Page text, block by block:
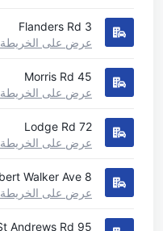
3 Flanders Rd
عرض على الخريطة
45 Morris Rd
عرض على الخريطة
72 Lodge Rd
عرض على الخريطة
8 Herbert Walker Ave
عرض على الخريطة
95 St Andrews Rd